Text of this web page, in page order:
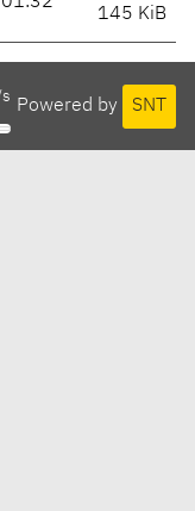
145 KiB
Powered by SNT